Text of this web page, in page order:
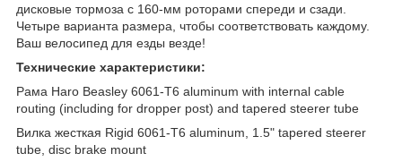
дисковые тормоза с 160-мм роторами спереди и сзади.
Четыре варианта размера, чтобы соответствовать каждому.
Ваш велосипед для езды везде!
Технические характеристики:
Рама Haro Beasley 6061-T6 aluminum with internal cable
routing (including for dropper post) and tapered steerer tube
Вилка жесткая Rigid 6061-T6 aluminum, 1.5" tapered steerer
tube, disc brake mount